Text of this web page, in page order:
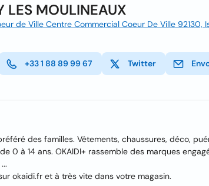
LES MOULINEAUX
de Ville Centre Commercial Coeur De Ville
+33 1 88 89 99 67 Twitter
des familles. Vêtements, chaussures, déco,
0 à 14 ans. OKAIDI+ rassemble des marques
okaidi.fr et à très vite dans votre magasin.